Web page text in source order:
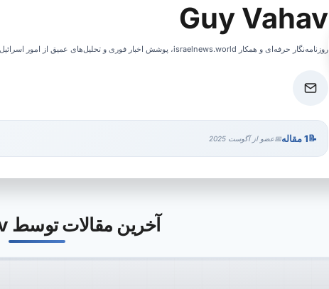
Guy Vahav
روزنامه‌نگار حرفه‌ای و همکار israelnews.world، پوشش اخبار فوری و تحلیل‌های عمیق از امور اسرائیل.
1 مقاله عضو از آگوست 2025
آخرین مقالات توسط Guy Vahav